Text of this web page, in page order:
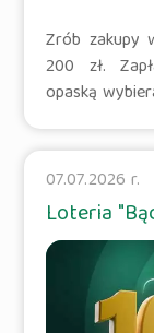
Zrób zakupy
200 zł.
opaską
07.07.2026 r.
Loteria